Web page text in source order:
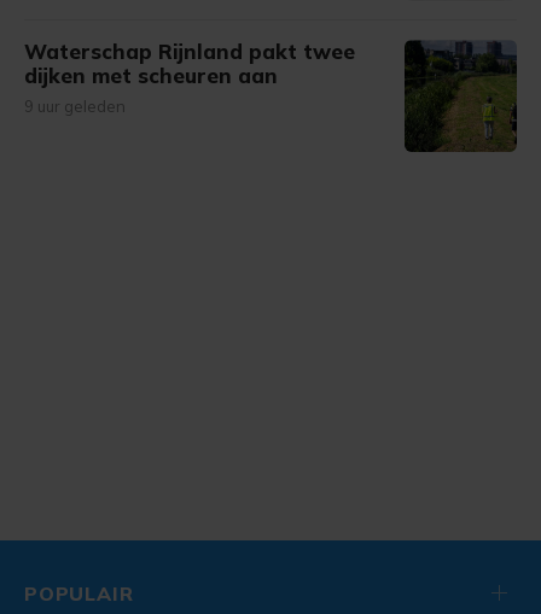
Waterschap Rijnland pakt twee
dijken met scheuren aan
9 uur geleden
POPULAIR